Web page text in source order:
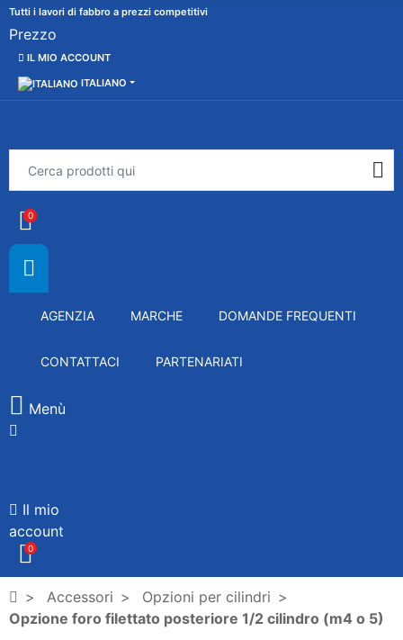
Tutti i lavori di fabbro a prezzi competitivi
Prezzo
IL MIO ACCOUNT
ITALIANO
0
AGENZIA MARCHE DOMANDE FREQUENTI
CONTATTACI PARTENARIATI
Menù
Il mio
account
0
Accessori
Opzioni per cilindri
Opzione foro filettato posteriore 1/2 cilindro (m4 o 5)